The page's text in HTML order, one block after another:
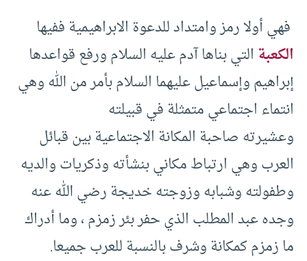
فهي أولا رمز وامتداد للدعوة الابراهيمية ففيها
الكعبة التي بناها آدم عليه السلام ورفع قواعدها
إبراهيم وإسماعيل عليهما السلام بأمر من الله وهي
انتماء اجتماعي متمثلة في قبيلته
وعشيرته صاحبة المكانة الاجتماعية بين قبائل
العرب وهي ارتباط مكاني بنشأته وذكريات والديه
وطفولته وشبابه وزوجته خديجة رضي الله عنه
وجده عبد المطلب الذي حفر بئر زمزم ، وما أدراك
ما زمزم كمكانة وشرف بالنسبة للعرب جميعا.